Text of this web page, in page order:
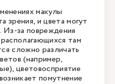
макулы
зрения, и цвета могут
Из-за повреждения
там
сложно различать
(например,
цветовосприятие
помутнение